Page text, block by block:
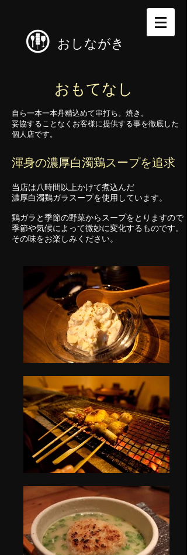
おしながき
おもてなし
自ら一本一本丹精込めて串打ち。焼き。
妥協することなくお客様に提供する事を徹底した
個人店です。
渾身の濃厚白濁鶏スープを追求
当店は八時間以上かけて煮込んだ
濃厚白濁鶏ガラスープを使用しています。
鶏ガラと季節の野菜からスープをとりますので
季節や気候によって微妙に変化するものです。
その味をお楽しみください。